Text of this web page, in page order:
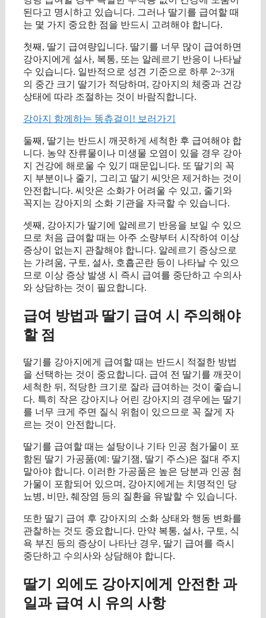
된다고 명시하고 있습니다. 그러나 딸기를 급여할 때
는 몇 가지 중요한 점을 반드시 고려해야 합니다.
첫째, 딸기 급여량입니다. 딸기를 너무 많이 급여하면
강아지에게 설사, 복통, 또는 알레르기 반응이 나타날
수 있습니다. 일반적으로 성견 기준으로 하루 2~3개
의 중간 크기 딸기가 적당하며, 강아지의 체중과 건강
상태에 따라 조절하는 것이 바람직합니다.
강아지 함께하는 똥츄걸이! 보러가기
둘째, 딸기는 반드시 깨끗하게 세척한 후 급여해야 합
니다. 농약 잔류물이나 미생물 오염이 있을 경우 강아
지 건강에 해로울 수 있기 때문입니다. 또 딸기의 꼭
지 부분이나 줄기, 그리고 딸기 씨앗은 제거하는 것이
안전합니다. 씨앗은 소화가 어려울 수 있고, 줄기와
꼭지는 강아지의 소화 기관을 자극할 수 있습니다.
셋째, 강아지가 딸기에 알레르기 반응을 보일 수 있으
므로 처음 급여할 때는 아주 소량부터 시작하여 이상
증상이 없는지 관찰해야 합니다. 알레르기 증상으로
는 가려움, 구토, 설사, 호흡곤란 등이 나타날 수 있으
므로 이상 증상 발생 시 즉시 급여를 중단하고 수의사
와 상담하는 것이 필요합니다.
급여 방법과 딸기 급여 시 주의해야
할 점
딸기를 강아지에게 급여할 때는 반드시 적절한 방법
을 선택하는 것이 중요합니다. 급여 전 딸기를 깨끗이
세척한 뒤, 적당한 크기로 잘라 급여하는 것이 좋습니
다. 특히 작은 강아지나 어린 강아지의 경우에는 딸기
를 너무 크게 주면 질식 위험이 있으므로 꼭 잘게 자
르는 것이 안전합니다.
딸기를 급여할 때는 설탕이나 기타 인공 첨가물이 포
함된 딸기 가공품(예: 딸기잼, 딸기 주스)은 절대 주지
말아야 합니다. 이러한 가공품은 높은 당분과 인공 첨
가물이 포함되어 있으며, 강아지에게는 치명적인 당
뇨병, 비만, 췌장염 등의 질환을 유발할 수 있습니다.
또한 딸기 급여 후 강아지의 소화 상태와 행동 변화를
관찰하는 것도 중요합니다. 만약 복통, 설사, 구토, 식
욕 부진 등의 증상이 나타난 경우, 딸기 급여를 즉시
중단하고 수의사와 상담해야 합니다.
딸기 외에도 강아지에게 안전한 과
일과 급여 시 유의 사항